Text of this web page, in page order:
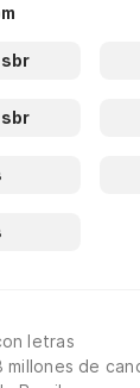
letras
de